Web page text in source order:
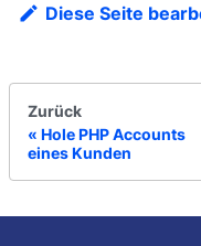
Diese Seite
Zurück
Hole PHP Accounts
eines Kunden